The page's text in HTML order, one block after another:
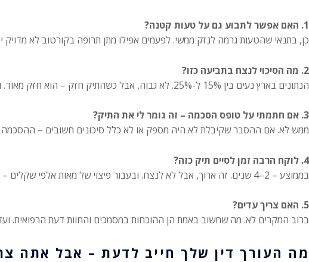
1. האם אפשר לתבוע גם על טעות קטנה?
כן, בתנאי שהטעות גרמה לנזק ממשי. לפעמים אפילו מתן תרופה בקורטוב לא מדויק
2. מה הסיכוי לנצח בתביעה כזו?
הנתונים בארץ נעים בין 15% ל-25%. לא גבוה, אבל כשהתיק חזק – הוא חזק מאוד. ועם עורך דין מנוסה, הסיכויים משתפרים פלאים.
3. אם חתמתי על טופס הסכמה – זה גומר לי את התיק?
ממש לא. אם ההסבר שקיבלת לא היה מספק או לא כלל סיכונים חשובים –
4. לוקח הרבה זמן לסיים תיק כזה?
בממוצע – 2–4 שנים. זה ארוך, אבל לא לנצח. ובעבור פיצוי של מאות אלפי שקלים – ואפילו מיליונים – זה סבל חד-פעמי.
5. האם צריך עדים?
ברוב המקרים לא. מה שחשוב באמת הן ההוכחות במסמכים והחוות דעת הרפואית.
מה העורך דין שלך חייב לדעת – אבל אתה